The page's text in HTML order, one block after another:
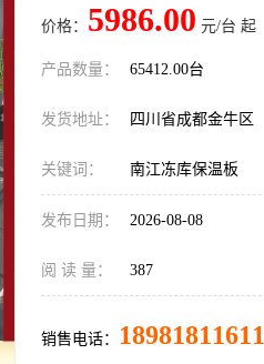
价格： 5986.00 元/台 起
产品数量： 65412.00台
发货地址： 四川省成都金牛区
关键词： 南江冻库保温板
发布日期： 2026-08-08
阅 读 量： 387
销售电话： 18981811611